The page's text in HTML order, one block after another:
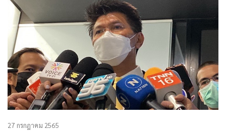
27 กรกฎาคม 2565